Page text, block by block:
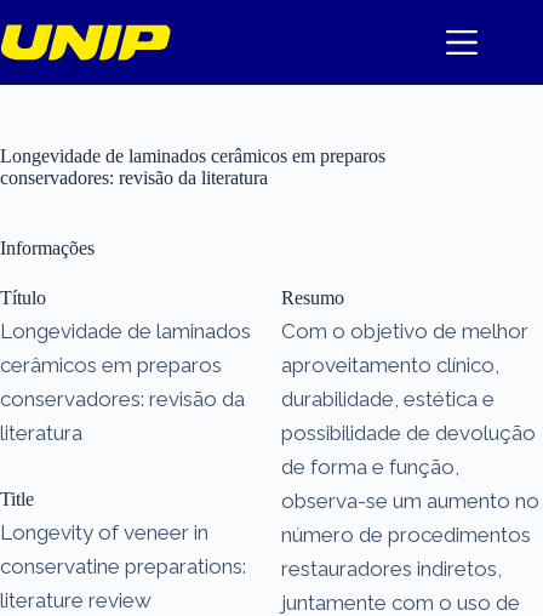
para
o
Longevidade de laminados cerâmicos em preparos
conservadores: revisão da literatura
Informações
Título
Longevidade de laminados
cerâmicos em preparos
conservadores: revisão da
literatura
Title
Longevity of veneer in
conservatine preparations:
literature review
Resumo
Com o objetivo de melhor
aproveitamento clínico,
durabilidade, estética e
possibilidade de devolução
de forma e função,
observa-se um aumento no
número de procedimentos
restauradores indiretos,
juntamente com o uso de